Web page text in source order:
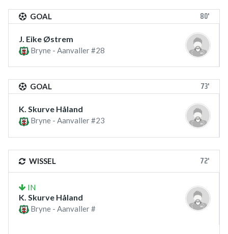
GOAL 80'
J. Eike Østrem
Bryne - Aanvaller #28
GOAL 73'
K. Skurve Håland
Bryne - Aanvaller #23
WISSEL 72'
IN
K. Skurve Håland
Bryne - Aanvaller #